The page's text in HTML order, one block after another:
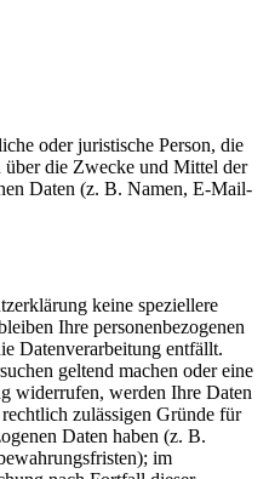
oder juristische Person, die
über die Zwecke und Mittel der
Daten (z. B. Namen, E-Mail-
keine speziellere
Ihre personenbezogenen
Datenverarbeitung entfällt.
geltend machen oder eine
widerrufen, werden Ihre Daten
zulässigen Gründe für
Daten haben (z. B.
im